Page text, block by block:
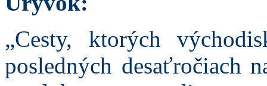
„Cesty, ktorých
posledných desaťročiach